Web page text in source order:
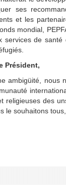
ses
et les
mondial,
services de
Président,
ambigüité, nous
religieuses des
le souhaitons